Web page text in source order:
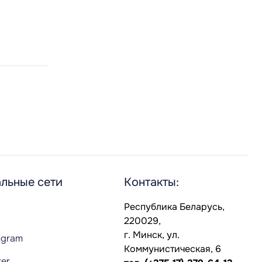
сети Контакты:
Республика Беларусь,
220029,
г. Минск, ул.
Коммунистическая, 6